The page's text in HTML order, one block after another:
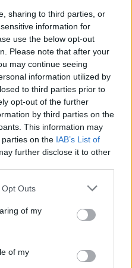
sharing to third parties, or
information for
use the below opt-out
Please note that after your
may continue seeing
information utilized by
to third parties prior to
opt-out of the further
by third parties on the
This information may
on the IAB’s List of
further disclose it to other
Outs
of my
of my